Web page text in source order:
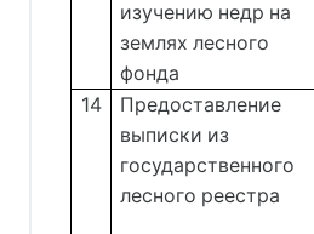
изучению недр на
землях лесного
фонда
14
Предоставление
выписки из
государственного
лесного реестра